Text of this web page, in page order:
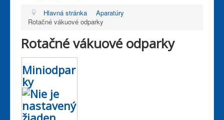
Hlavná stránka
Aparatúry
Rotačné vákuové odparky
Rotačné vákuové odparky
Miniodpar
ky